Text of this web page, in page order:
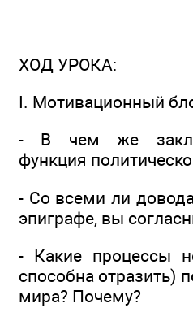
ХОД УРОКА:
I. Мотивационный
- В чем же
функция
- Со всеми ли
эпиграфе, вы
- Какие процессы
способна отразить)
мира? Почему?